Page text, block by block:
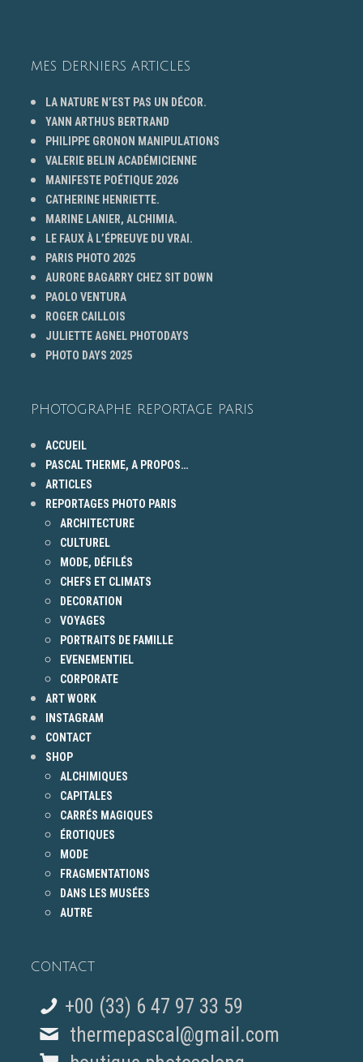
MES DERNIERS ARTICLES
LA NATURE N’EST PAS UN DÉCOR.
YANN ARTHUS BERTRAND
PHILIPPE GRONON MANIPULATIONS
VALERIE BELIN ACADÉMICIENNE
MANIFESTE POÉTIQUE 2026
CATHERINE HENRIETTE.
MARINE LANIER, ALCHIMIA.
LE FAUX À L’ÉPREUVE DU VRAI.
PARIS PHOTO 2025
AURORE BAGARRY CHEZ SIT DOWN
PAOLO VENTURA
ROGER CAILLOIS
JULIETTE AGNEL PHOTODAYS
PHOTO DAYS 2025
PHOTOGRAPHE REPORTAGE PARIS
ACCUEIL
PASCAL THERME, A PROPOS…
ARTICLES
REPORTAGES PHOTO PARIS
ARCHITECTURE
CULTUREL
MODE, DÉFILÉS
CHEFS ET CLIMATS
DECORATION
VOYAGES
PORTRAITS DE FAMILLE
EVENEMENTIEL
CORPORATE
ART WORK
INSTAGRAM
CONTACT
SHOP
ALCHIMIQUES
CAPITALES
CARRÉS MAGIQUES
ÉROTIQUES
MODE
FRAGMENTATIONS
DANS LES MUSÉES
AUTRE
CONTACT
+00 (33) 6 47 97 33 59
thermepascal@gmail.com